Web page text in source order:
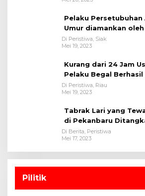
Pelaku Persetubuhan
Umur diamankan
Polsek Tualang-
Di Peristiwa, Siak
Mei 19, 2023
Kurang dari 24 Jam
Pelaku Begal Berhasil
Satreskrim Polres
Di Peristiwa, Riau
Mei 19, 2023
Tabrak Lari yang
di Pekanbaru
Di Berita, Peristiwa
Mei 17, 2023
Pilitik